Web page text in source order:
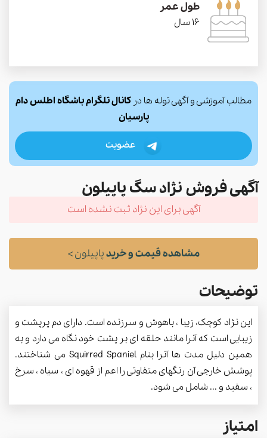
طول عمر
16 سال
مطالب آموزشی و آگهی توله ها در کانال تلگرام باشگاه اطلس دام
پارسیان
عضویت
آگهی فروش نژاد سگ پاپیلون
آگهی برای این نژاد ثبت نشده است
مشاهده قیمت و خریدپاپیلون >
توضیحات
این نژاد کوچک، زیبا ، باهوش و سرزنده است. دارای دم پرپشت و
زیبایی است که آنرا مانند حلقه ای بر پشت خود نگاه می دارد و به
همین دلیل مدت ها آنرا بنام Squirred Spaniel می شناختند.
پوشش خارجی آن رنگهای متفاوتی را اعم از قهوه ای ، سیاه ، سرخ
، سفید و ... شامل می شود.
امتیاز